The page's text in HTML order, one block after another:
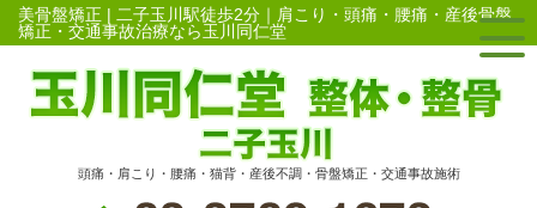
美骨盤矯正 | 二子玉川駅徒歩2分｜肩こり・頭痛・腰痛・産後骨盤
矯正・交通事故治療なら玉川同仁堂
頭痛・肩こり・腰痛・猫背・産後不調・骨盤矯正・交通事故施術